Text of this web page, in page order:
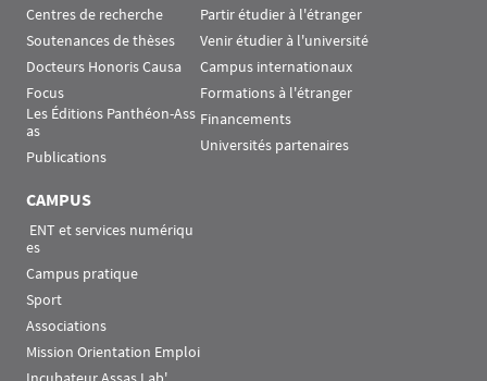
Centres de recherche
Soutenances de thèses
Docteurs Honoris Causa
Focus
Les Éditions Panthéon-Ass
as
Publications
Partir étudier à l'étranger
Venir étudier à l'université
Campus internationaux
Formations à l'étranger
Financements
Universités partenaires
CAMPUS
es
Campus pratique
Sport
Associations
Mission Orientation Emploi